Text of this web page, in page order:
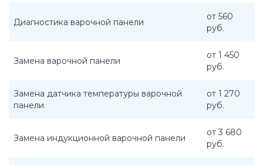
Диагностика варочной панели
от 560
руб.
Замена варочной панели
от 1 450
руб.
Замена датчика температуры варочной
панели
от 1 270
руб.
Замена индукционной варочной панели
от 3 680
руб.